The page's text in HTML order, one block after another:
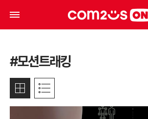
#모션트래킹